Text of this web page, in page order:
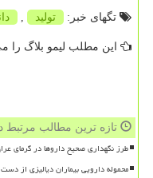
تگهای خبر:
تولید
این مطلب لیمو بلاگ را
تازه ترین مطالب مرتبط
طرز نگهداری صحیح داروها در گرمای
محموله دارویی بیماران دیالیزی از